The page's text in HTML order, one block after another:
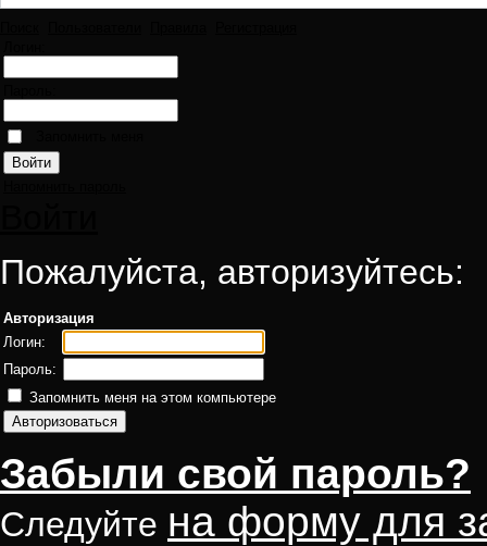
Пожалуйста, авторизуйтесь:
Авторизация
Логин:
Пароль:
Запомнить меня на этом компьютере
Забыли свой пароль?
Следуйте на форму для